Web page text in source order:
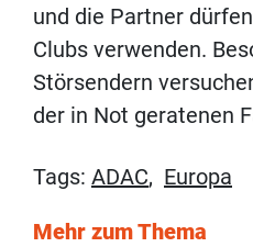
und die Partner
Clubs verwenden.
Störsendern
der in Not geratenen
Tags: ADAC, Europa
Mehr zum Thema